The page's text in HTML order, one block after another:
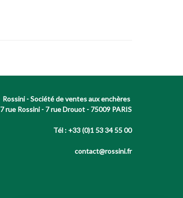
Rossini - Société de ventes aux enchères
7 rue Rossini - 7 rue Drouot - 75009 PARIS
Tél : +33 (0)1 53 34 55 00
contact@rossini.fr